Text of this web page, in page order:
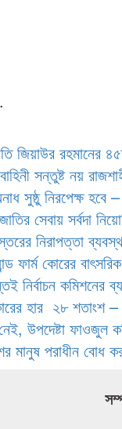
জিয়াউর রহমানের
সন্তুষ্ট নয়
সুষ্ঠু নিরপেক্ষ হবে –
সেবায় সর্বদা
নিরাপত্তা
ফার্ম কোরের
নির্বাচন
হার ২৮ শতাংশ
উপদেষ্টা ফাওজুল
মানুষ পরাধীন বোধ